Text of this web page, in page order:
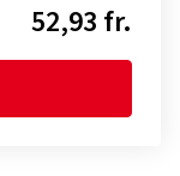
52,93 fr.